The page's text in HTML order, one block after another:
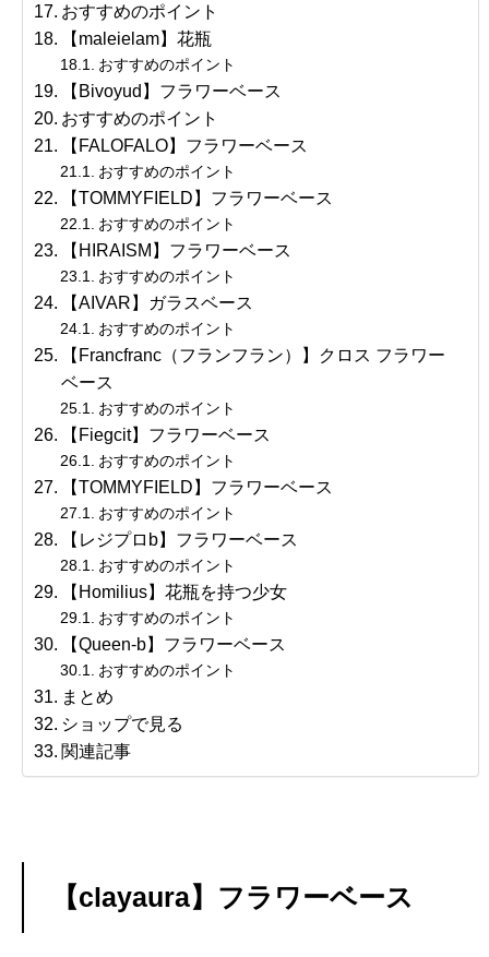
おすすめのポイント
【maleielam】花瓶
おすすめのポイント
【Bivoyud】フラワーベース
おすすめのポイント
【FALOFALO】フラワーベース
おすすめのポイント
【TOMMYFIELD】フラワーベース
おすすめのポイント
【HIRAISM】フラワーベース
おすすめのポイント
【AIVAR】ガラスベース
おすすめのポイント
【Francfranc（フランフラン）】クロス フラワー
ベース
おすすめのポイント
【Fiegcit】フラワーベース
おすすめのポイント
【TOMMYFIELD】フラワーベース
おすすめのポイント
【レジプロb】フラワーベース
おすすめのポイント
【Homilius】花瓶を持つ少女
おすすめのポイント
【Queen-b】フラワーベース
おすすめのポイント
まとめ
ショップで見る
関連記事
【clayaura】フラワーベース